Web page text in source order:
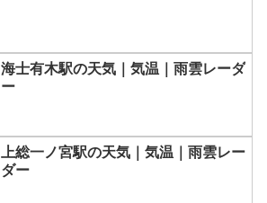
海士有木駅の天気｜気温｜雨雲レーダ
ー
上総一ノ宮駅の天気｜気温｜雨雲レー
ダー